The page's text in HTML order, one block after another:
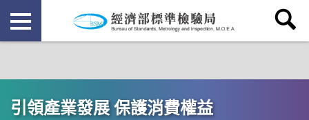
引領產業發展 保護消費權益